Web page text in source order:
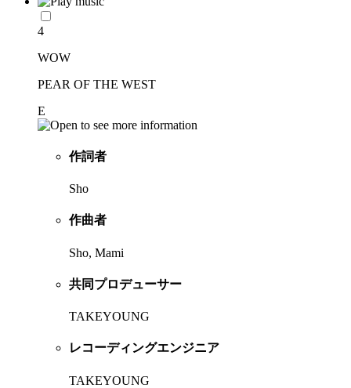
4
WOW
PEAR OF THE WEST
E
作詞者
Sho
作曲者
Sho, Mami
共同プロデューサー
TAKEYOUNG
レコーディングエンジニア
TAKEYOUNG